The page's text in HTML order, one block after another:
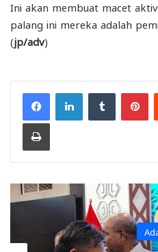
Ini akan membuat macet
palang ini mereka adalah
(jp/adv)
FacebookLinkedInTumblr
Print
Adat